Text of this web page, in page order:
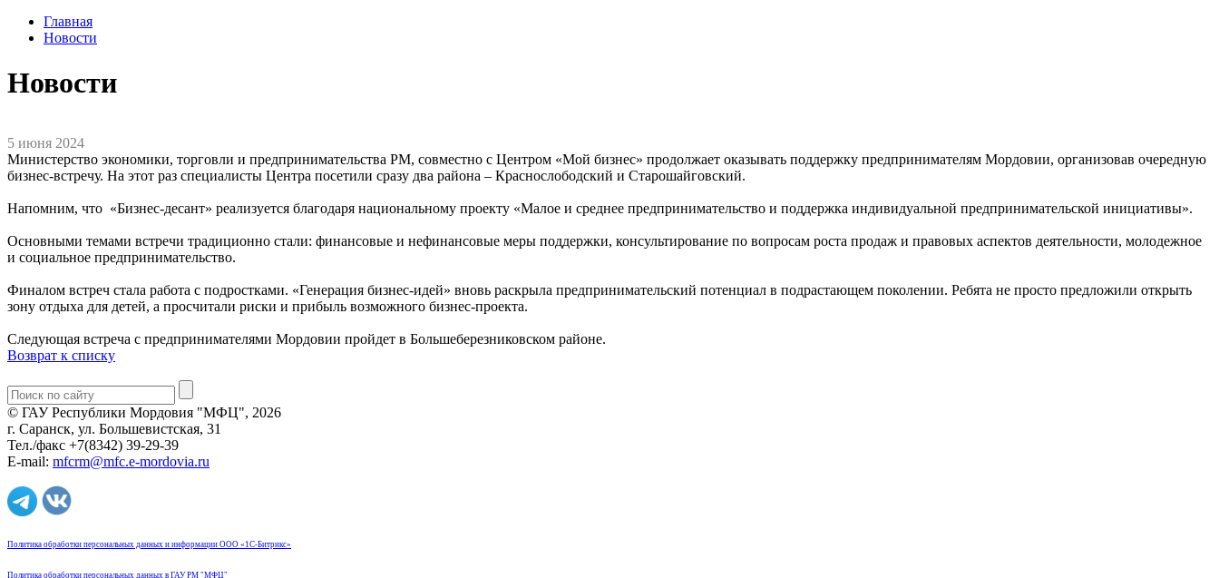
Главная
Новости
Новости
5 июня 2024
Министерство экономики, торговли и предпринимательства РМ, совместно с Центром «Мой бизнес» продолжает оказывать поддержку предпринимателям Мордовии, организовав очередную
бизнес-встречу. На этот раз специалисты Центра посетили сразу два района – Краснослободский и Старошайговский.
Напомним, что «Бизнес-десант» реализуется благодаря национальному проекту «Малое и среднее предпринимательство и поддержка индивидуальной предпринимательской инициативы».
Основными темами встречи традиционно стали: финансовые и нефинансовые меры поддержки, консультирование по вопросам роста продаж и правовых аспектов деятельности, молодежное
и социальное предпринимательство.
Финалом встреч стала работа с подростками. «Генерация бизнес-идей» вновь раскрыла предпринимательский потенциал в подрастающем поколении. Ребята не просто предложили открыть
зону отдыха для детей, а просчитали риски и прибыль возможного бизнес-проекта.
Следующая встреча с предпринимателями Мордовии пройдет в Большеберезниковском районе.
Возврат к списку
© ГАУ Республики Мордовия "МФЦ", 2026
г. Саранск, ул. Большевистская, 31
Тел./факс +7(8342) 39-29-39
E-mail: mfcrm@mfc.e-mordovia.ru
Политика обработки персональных данных и информации ООО «1С-Битрикс»
Политика обработки персональных данных в ГАУ РМ "МФЦ"